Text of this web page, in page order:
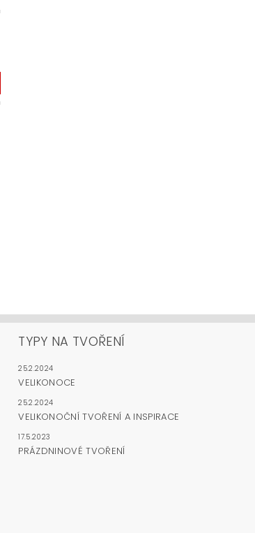
TYPY NA TVOŘENÍ
25.2.2024
VELIKONOCE
25.2.2024
VELIKONOČNÍ TVOŘENÍ A INSPIRACE
17.5.2023
PRÁZDNINOVÉ TVOŘENÍ